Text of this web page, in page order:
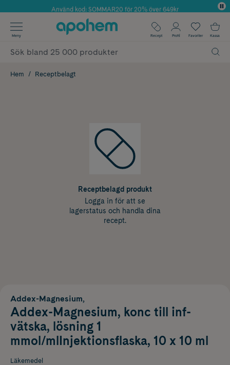
Årets Butik 2025 inom Skönhet
Använd kod: SOMMAR20 för 20% över 649kr
✓ Fri frakt
✓ Poäng på alla köp*
Meny Recept Profil Favoriter Kassa
Hem Receptbelagt
Receptbelagd produkt
Logga in för att se
lagerstatus och handla dina
recept.
Addex-Magnesium,
Addex-Magnesium, konc till inf-
vätska, lösning 1
mmol/mlInjektionsflaska, 10 x 10 ml
Läkemedel